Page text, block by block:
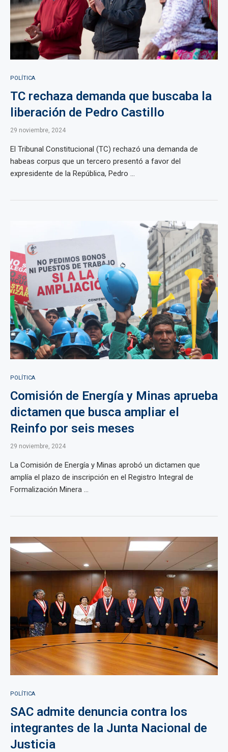
POLÍTICA
TC rechaza demanda que buscaba la
liberación de Pedro Castillo
29 noviembre, 2024
El Tribunal Constitucional (TC) rechazó una demanda de
habeas corpus que un tercero presentó a favor del
expresidente de la República, Pedro ...
POLÍTICA
Comisión de Energía y Minas aprueba
dictamen que busca ampliar el
Reinfo por seis meses
29 noviembre, 2024
La Comisión de Energía y Minas aprobó un dictamen que
amplía el plazo de inscripción en el Registro Integral de
Formalización Minera ...
POLÍTICA
SAC admite denuncia contra los
integrantes de la Junta Nacional de
Justicia